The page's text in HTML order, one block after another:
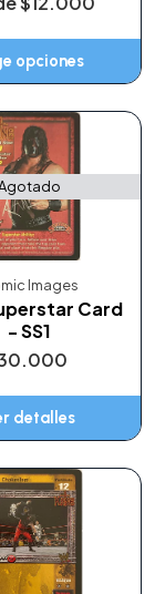
opciones
Images
Card
- SS1
detalles